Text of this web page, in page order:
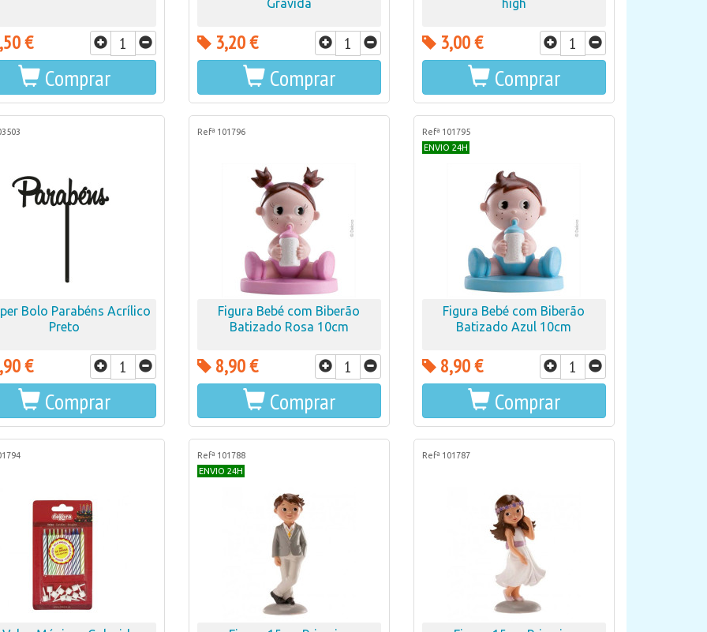
€
Comprar
Grávida
3,20 €
Comprar
high
3,00 €
Comprar
Bolo Parabéns Acrílico
Preto
€
Comprar
Refª 101796
Figura Bebé com Biberão
Batizado Rosa 10cm
8,90 €
Comprar
Refª 101795
ENVIO 24H
Figura Bebé com Biberão
Batizado Azul 10cm
8,90 €
Comprar
Refª 101788
ENVIO 24H
Refª 101787